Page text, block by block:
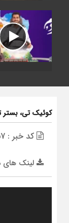
کوئیک تی، بستر
کد خبر : 3257
لینک های